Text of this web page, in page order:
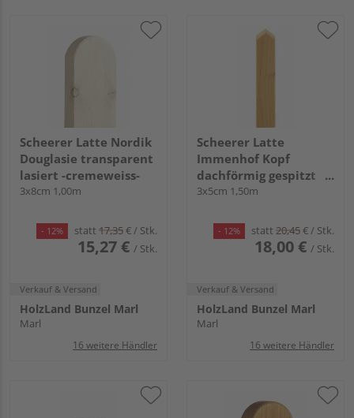
Scheerer Latte Nordik
Douglasie transparent
lasiert -cremeweiss-
3x8cm 1,00m
- 12% statt 17,35€/ Stk.
15,27 € / Stk.
Verkauf & Versand
HolzLand Bunzel Marl
Marl
16 weitere Händler
Scheerer Latte
Immenhof Kopf
dachförmig gespitzt
transparent lasiert -
3x5cm 1,50m
- 12% statt 20,45€/ Stk.
18,00 € / Stk.
Verkauf & Versand
HolzLand Bunzel Marl
Marl
16 weitere Händler